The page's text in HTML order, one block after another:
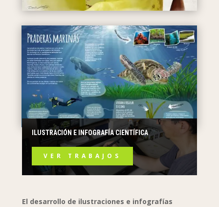
ILUSTRACIÓN E INFOGRAFÍA CIENTÍFICA
VER TRABAJOS
El desarrollo de ilustraciones e infografías